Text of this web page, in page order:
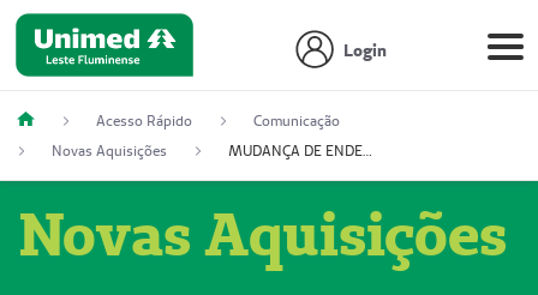
Login
Acesso Rápido
Comunicação
Novas Aquisições
MUDANÇA DE ENDEREÇO - DIAGITAB SERVIÇOS MÉDICOS LTDA (54003267-5)
Novas Aquisições